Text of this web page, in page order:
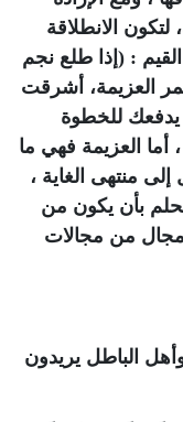
الانطلاقة
: (إذا طلع نجم
العزيمة، أشرقت
يدفعك للخطوة
أما العزيمة فهي ما
منتهى الغاية ،
بأن يكون من
مجال من مجالات
الباطل يريدون